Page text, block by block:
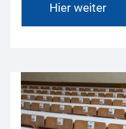
Hier weiter